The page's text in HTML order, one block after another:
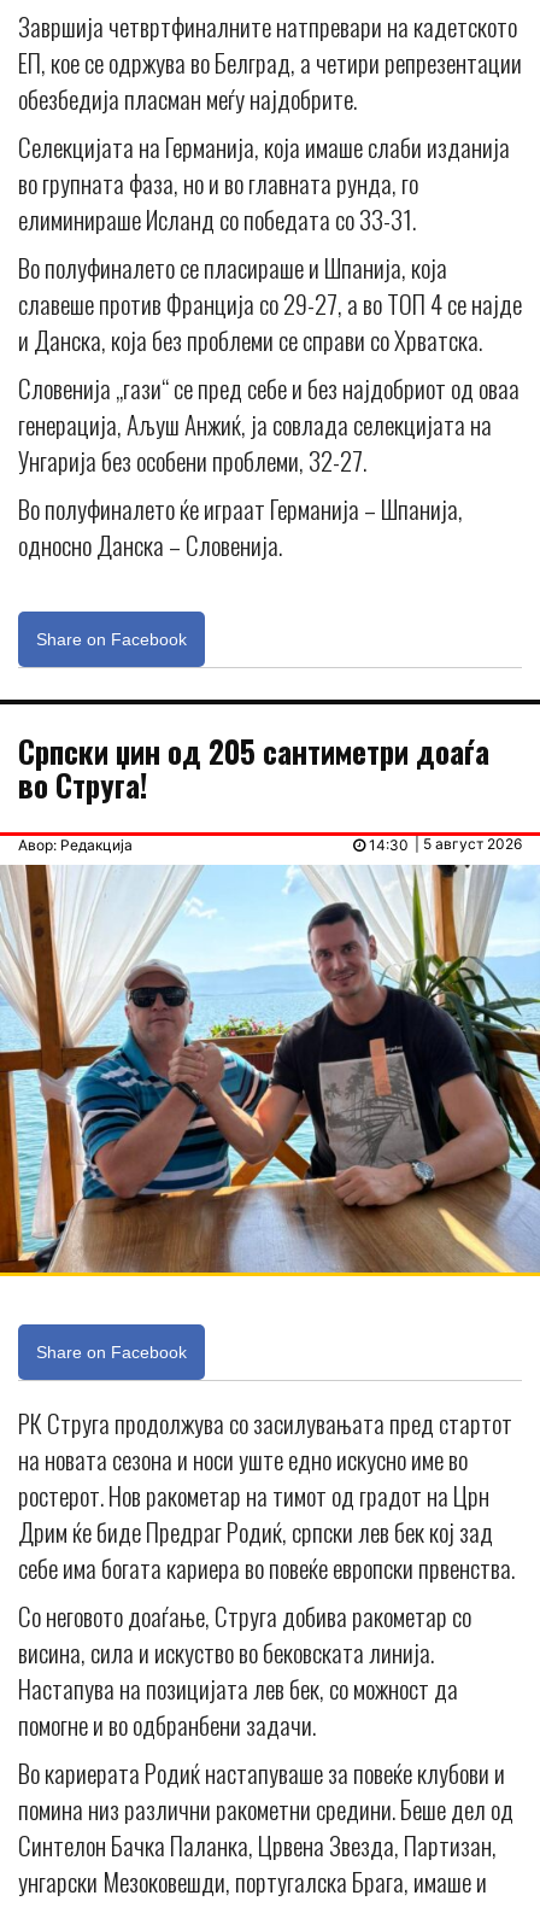
Завршија четвртфиналните натпревари на кадетското
ЕП, кое се одржува во Белград, а четири репрезентации
обезбедија пласман меѓу најдобрите.
Селекцијата на Германија, која имаше слаби изданија
во групната фаза, но и во главната рунда, го
елиминираше Исланд со победата со 33-31.
Во полуфиналето се пласираше и Шпанија, која
славеше против Франција со 29-27, а во ТОП 4 се најде
и Данска, која без проблеми се справи со Хрватска.
Словенија „гази“ се пред себе и без најдобриот од оваа
генерација, Аљуш Анжиќ, ја совлада селекцијата на
Унгарија без особени проблеми, 32-27.
Во полуфиналето ќе играат Германија – Шпанија,
односно Данска – Словенија.
Share on Facebook
Српски џин од 205 сантиметри доаѓа
во Струга!
Авор: Редакција | 5 август 2026
14:30
Share on Facebook
РК Струга продолжува со засилувањата пред стартот
на новата сезона и носи уште едно искусно име во
ростерот. Нов ракометар на тимот од градот на Црн
Дрим ќе биде Предраг Родиќ, српски лев бек кој зад
себе има богата кариера во повеќе европски првенства.
Со неговото доаѓање, Струга добива ракометар со
висина, сила и искуство во бековската линија.
Настапува на позицијата лев бек, со можност да
помогне и во одбранбени задачи.
Во кариерата Родиќ настапуваше за повеќе клубови и
помина низ различни ракометни средини. Беше дел од
Синтелон Бачка Паланка, Црвена Звезда, Партизан,
унгарски Мезоковешди, португалска Брага, имаше и